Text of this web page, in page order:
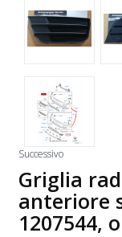
Successivo
Griglia
anteriore
1207544,